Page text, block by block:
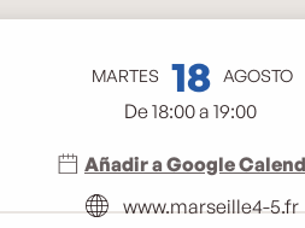
Horarios y
MARTES 18 AGOSTO
De 18:00 a 19:00
Añadir a Google
www.marseille4-5.fr